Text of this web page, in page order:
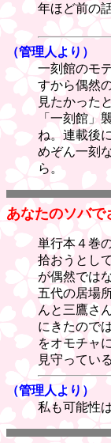
年ほど前の
（管理人より）
一刻館のモ
すから偶然
見たかった
「一刻館」
ね。連載後
めぞん一刻
ら。
あなたのソバで
単行本４巻
拾おうとし
が偶然では
五代の居場
んと三鷹さ
にきたので
をオモチャ
見守ってい
（管理人より）
私も可能性